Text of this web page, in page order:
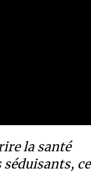
la santé
ce